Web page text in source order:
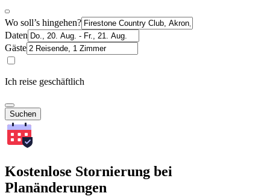
Wo soll’s hingehen?
Daten
Gäste
Ich reise geschäftlich
Suchen
Kostenlose Stornierung bei
Planänderungen